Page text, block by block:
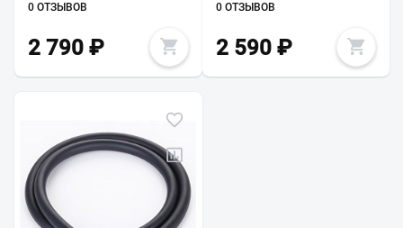
0 ОТЗЫВОВ
2 790 ₽
0 ОТЗЫВОВ
2 590₽